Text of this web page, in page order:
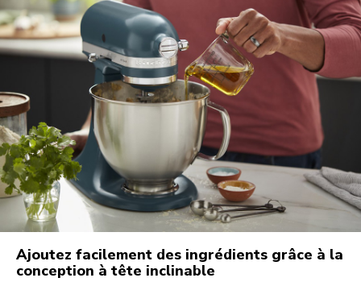
Ajoutez facilement des ingrédients grâce à la
conception à tête inclinable